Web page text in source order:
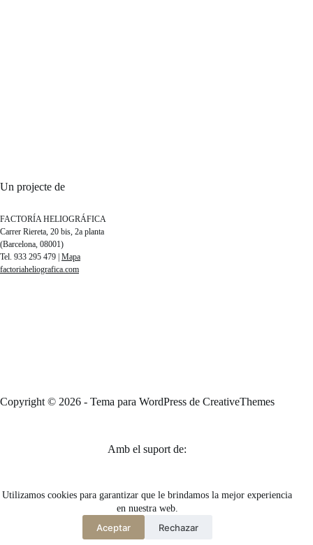
Utilizamos cookies para garantizar que le brindamos la mejor experiencia
en nuestra web.
Aceptar Rechazar
Un projecte de
FACTORÍA HELIOGRÁFICA
Carrer Riereta, 20 bis, 2a planta
(Barcelona, 08001)
Tel. 933 295 479 | Mapa
factoriaheliografica.com
Copyright © 2026 - Tema para WordPress de CreativeThemes
Amb el suport de: